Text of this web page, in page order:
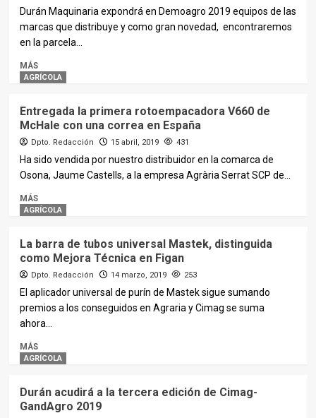
Durán Maquinaria expondrá en Demoagro 2019 equipos de las
marcas que distribuye y como gran novedad, encontraremos
en la parcela...
MÁS
AGRÍCOLA
Entregada la primera rotoempacadora V660 de
McHale con una correa en España
Dpto. Redacción 15 abril, 2019 431
Ha sido vendida por nuestro distribuidor en la comarca de
Osona, Jaume Castells, a la empresa Agrària Serrat SCP de...
MÁS
AGRÍCOLA
La barra de tubos universal Mastek, distinguida
como Mejora Técnica en Figan
Dpto. Redacción 14 marzo, 2019 253
El aplicador universal de purín de Mastek sigue sumando
premios a los conseguidos en Agraria y Cimag se suma
ahora...
MÁS
AGRÍCOLA
Durán acudirá a la tercera edición de Cimag-
GandAgro 2019